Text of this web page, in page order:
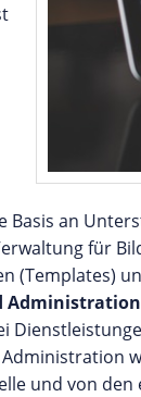
an
für
(Templates)
und von